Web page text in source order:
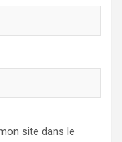
site dans le